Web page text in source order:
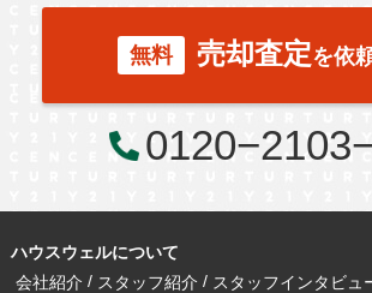
無料 売却査定を依
ハウスウェルについて
会社紹介
スタッフ紹介
スタッフインタビュ